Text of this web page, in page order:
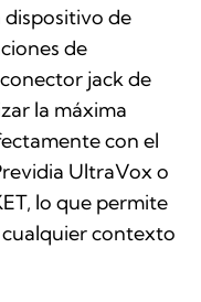
dispositivo de
de
jack de
la máxima
con el
UltraVox o
lo que permite
contexto